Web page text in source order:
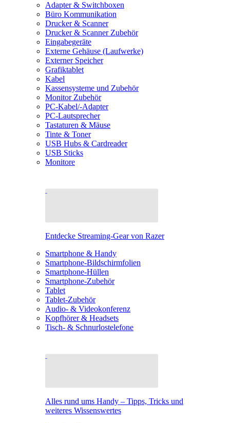
Adapter & Switchboxen
Büro Kommunikation
Drucker & Scanner
Drucker & Scanner Zubehör
Eingabegeräte
Externe Gehäuse (Laufwerke)
Externer Speicher
Grafiktablet
Kabel
Kassensysteme und Zubehör
Monitor Zubehör
PC-Kabel/-Adapter
PC-Lautsprecher
Tastaturen & Mäuse
Tinte & Toner
USB Hubs & Cardreader
USB Sticks
Monitore
Entdecke Streaming-Gear von Razer
Smartphone & Handy
Smartphone-Bildschirmfolien
Smartphone-Hüllen
Smartphone-Zubehör
Tablet
Tablet-Zubehör
Audio- & Videokonferenz
Kopfhörer & Headsets
Tisch- & Schnurlostelefone
Alles rund ums Handy – Tipps, Tricks und
weiteres Wissenswertes